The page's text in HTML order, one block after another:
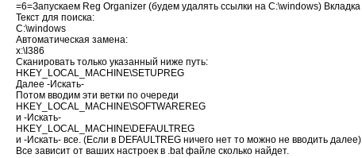
=6=Запускаем Reg Organizer (будем удалять ссылки на C:\windows)
Текст для поиска:
C:\windows
Автоматическая замена:
x:\I386
Cкaниpoвaть тoлькo укaзaнный нижe путь:
HKEY_LOCAL_MACHINE\SETUPREG
Далее -Искать-
Потом вводим эти ветки по очереди
HKEY_LOCAL_MACHINE\SOFTWAREREG
и -Искать-
HKEY_LOCAL_MACHINE\DEFAULTREG
и -Искать- все. (Если в DEFAULTREG ничего нет то можно не вводить далее)
Все зависит от ваших настроек в .bat файле сколько найдет.